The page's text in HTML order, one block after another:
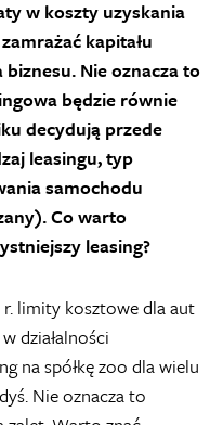
w koszty uzyskania
kapitału
Nie oznacza to
będzie równie
decydują przede
leasingu, typ
samochodu
Co warto
leasing?
limity kosztowe dla aut
działalności
na spółkę zoo dla wielu
Nie oznacza to